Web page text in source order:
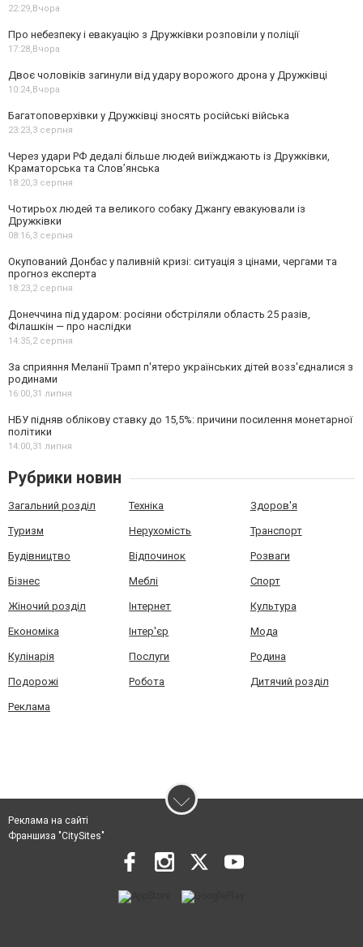
22:29,Вчора
Про небезпеку і евакуацію з Дружківки розповіли у поліції
17:28,Вчора
Двоє чоловіків загинули від удару ворожого дрона у Дружківці
10:24,Вчора
Багатоповерхівки у Дружківці зносять російські війська
23:23,3 серпня
Через удари РФ дедалі більше людей виїжджають із Дружківки,
Краматорська та Слов’янська
18:20,3 серпня
Чотирьох людей та великого собаку Джангу евакуювали із
Дружківки
08:16,3 серпня
Окупований Донбас у паливній кризі: ситуація з цінами, чергами та
прогноз експерта
18:23,2 серпня
Донеччина під ударом: росіяни обстріляли область 25 разів,
Філашкін — про наслідки
14:35,2 серпня
За сприяння Меланії Трамп п'ятеро українських дітей возз'єдналися з
родинами
16:00,31 липня
НБУ підняв облікову ставку до 15,5%: причини посилення монетарної
політики
14:00,31 липня
Рубрики новин
Загальний розділ Техніка Здоров'я
Туризм Нерухомість Транспорт
Будівництво Відпочинок Розваги
Бізнес Меблі Спорт
Жіночий розділ Інтернет Культура
Економіка Інтер'єр Мода
Кулінарія Послуги Родина
Подорожі Робота Дитячий розділ
Реклама
Реклама на сайті
Франшиза "CitySites"